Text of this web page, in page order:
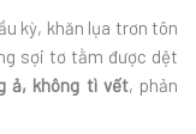
kỳ, khăn lụa trơn tôn
sợi tơ tằm được dệt
ả, không tì vết, phản